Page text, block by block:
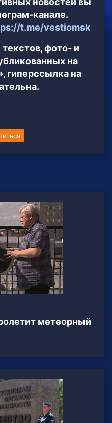
канале.
t.me/vestiomsk
фото- и
на
гиперссылка на
метеорный